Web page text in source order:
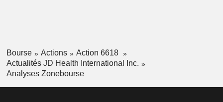
Bourse Actions
Action 6618
Actualités JD Health International Inc.
Analyses Zonebourse